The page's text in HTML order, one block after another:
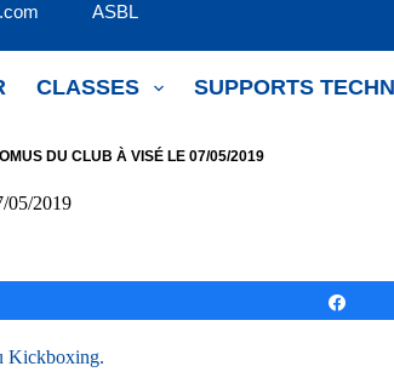
ASBL
CLASSES SUPPORTS
DU CLUB À VISÉ LE 07/05/2019
05/2019
Kickboxing.